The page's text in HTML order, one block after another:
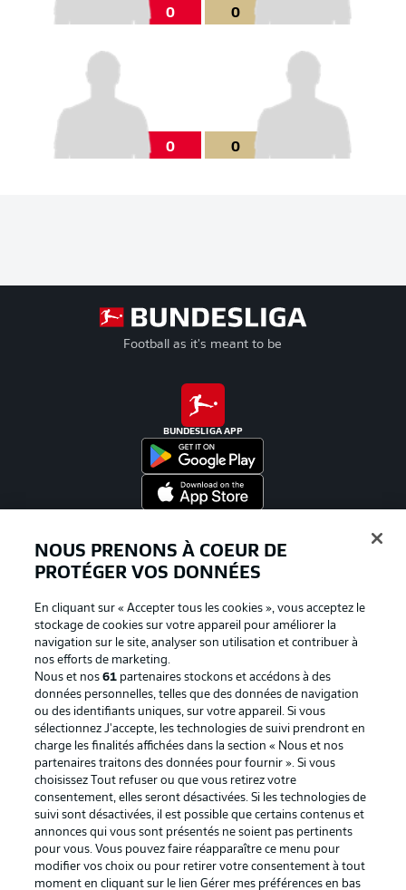
0 0
0 0
Football as it's meant to be
BUNDESLIGA APP
La publicité Conditions d’utilisation des
Mentions Légales Gérer mes préférences
Déclaration de
confidentialité
Diffuseurs
NOUS PRENONS À COEUR DE
PROTÉGER VOS DONNÉES
En cliquant sur « Accepter tous les cookies », vous acceptez le
stockage de cookies sur votre appareil pour améliorer la
navigation sur le site, analyser son utilisation et contribuer à
nos efforts de marketing.
Nous et nos61 partenaires stockons et accédons à des
données personnelles, telles que des données de navigation
ou des identifiants uniques, sur votre appareil. Si vous
sélectionnez J'accepte, les technologies de suivi prendront en
charge les finalités affichées dans la section « Nous et nos
partenaires traitons des données pour fournir ». Si vous
choisissez Tout refuser ou que vous retirez votre
consentement, elles seront désactivées. Si les technologies de
suivi sont désactivées, il est possible que certains contenus et
annonces qui vous sont présentés ne soient pas pertinents
pour vous. Vous pouvez faire réapparaître ce menu pour
modifier vos choix ou pour retirer votre consentement à tout
moment en cliquant sur le lien Gérer mes préférences en bas